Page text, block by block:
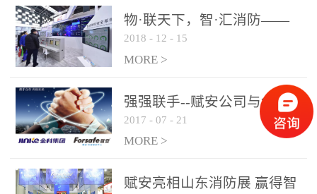
力和闲难，同时也将造成
巨大的经济损失和社会影
响，基至还会造成人员伤
亡。图像型火灾探测器正
是针对这种高大空间建筑
物的消防设施、设备通过
现场图像的实时获取、预
处理和特征提取分析，实
现火焰的跟踪和识别。能
更早的进行预警，达到早
物·联天下，智·汇消防——
赋安F&S 2018上海消防展圆
满落幕
2018 - 12 - 15
MORE >
强强联手--赋安公司与金科
集团达成战略合作协议
2017 - 07 - 21
MORE >
赋安亮相山东消防展 赢得智